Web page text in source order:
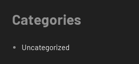
Categories
Uncategorized